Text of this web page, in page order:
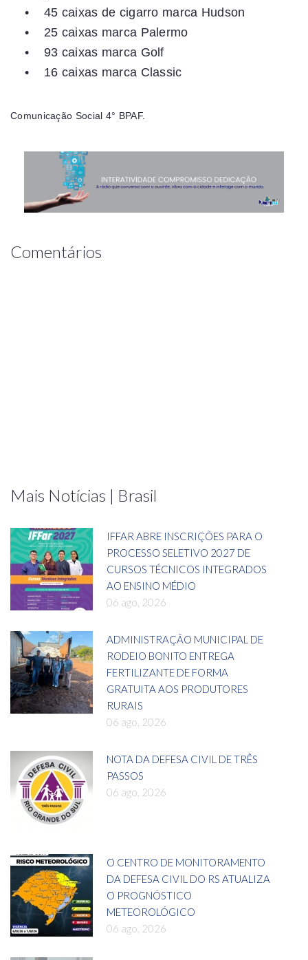
• 45 caixas de cigarro marca Hudson
• 25 caixas marca Palermo
• 93 caixas marca Golf
• 16 caixas marca Classic
Comunicação Social 4° BPAF.
Comentários
Mais Notícias | Brasil
IFFAR ABRE INSCRIÇÕES PARA O
PROCESSO SELETIVO 2027 DE
CURSOS TÉCNICOS INTEGRADOS
AO ENSINO MÉDIO
06 ago, 2026
ADMINISTRAÇÃO MUNICIPAL DE
RODEIO BONITO ENTREGA
FERTILIZANTE DE FORMA
GRATUITA AOS PRODUTORES
RURAIS
06 ago, 2026
NOTA DA DEFESA CIVIL DE TRÊS
PASSOS
06 ago, 2026
O CENTRO DE MONITORAMENTO
DA DEFESA CIVIL DO RS ATUALIZA
O PROGNÓSTICO
METEOROLÓGICO
06 ago, 2026